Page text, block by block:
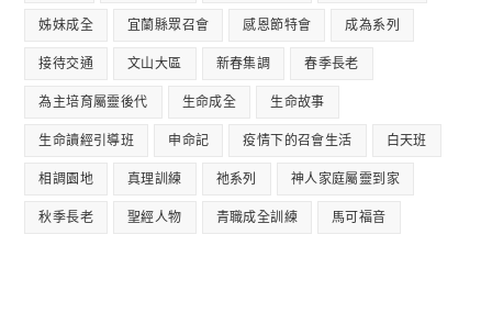
姊妹成全 宜蘭縣眾召會 感恩節特會 成為系列
接待交通 文山大區 新春集調 春季長老
為主培育屬靈後代 生命成全 生命故事
生命讀經引導班 申命記 疫情下的召會生活 白天班
相調園地 真理訓練 祂系列 神人家庭屬靈到家
秋季長老 聖經人物 青職成全訓練 馬可福音